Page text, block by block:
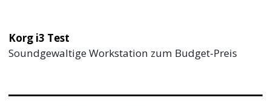
Korg i3 Test
Soundgewaltige Workstation zum Budget-Preis